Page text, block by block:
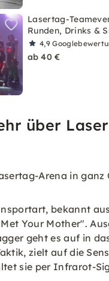
Lasertag-
Runden, Drinks &
4,9
ab 40 €
über
Arena in ganz
bekannt
Your Mother".
geht es auf in
zielt auf die
sie per Infrarot-